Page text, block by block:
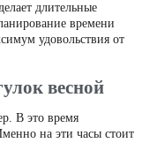
длительные
времени
удовольствия от
весной
В это время
на эти часы стоит